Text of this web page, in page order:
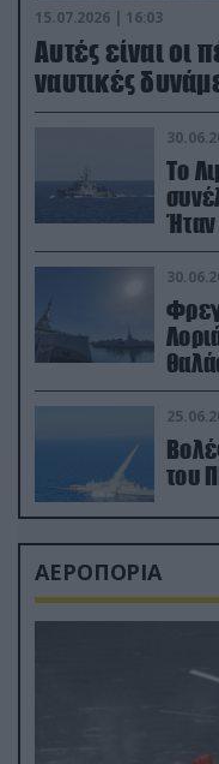
15.07.2026 | 16:03
Aυτές είναι οι
ναυτικές
Το
θαλάσσιες
του
ΑΕΡΟΠΟΡΙΑ